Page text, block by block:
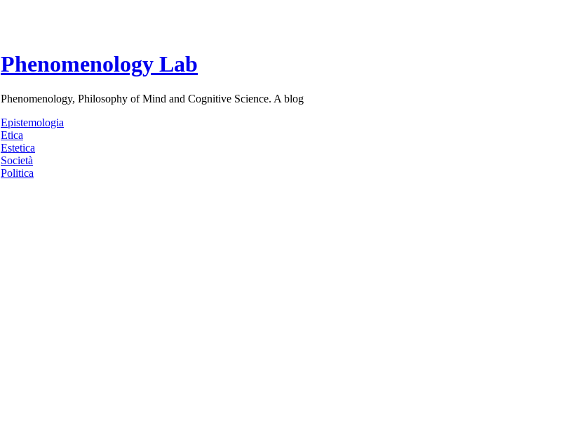
Phenomenology Lab
Phenomenology, Philosophy of Mind and Cognitive Science. A blog
Epistemologia
Etica
Estetica
Società
Politica